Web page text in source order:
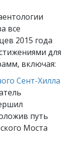
все
2015 года
для
включая:
Сент-Хилла
путь
Моста